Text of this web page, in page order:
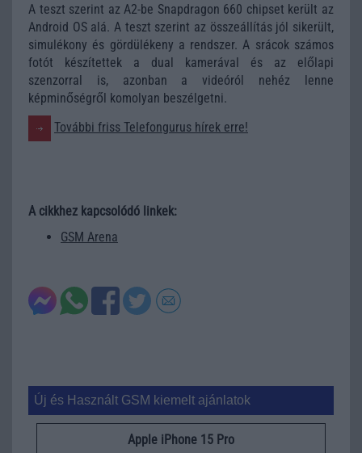
A teszt szerint az A2-be Snapdragon 660 chipset került az
Android OS alá. A teszt szerint az összeállítás jól sikerült,
simulékony és gördülékeny a rendszer. A srácok számos
fotót készítettek a dual kamerával és az előlapi
szenzorral is, azonban a videóról nehéz lenne
képminőségről komolyan beszélgetni.
További friss Telefongurus hírek erre!
A cikkhez kapcsolódó linkek:
GSM Arena
Új és Használt GSM kiemelt ajánlatok
Apple iPhone 15 Pro